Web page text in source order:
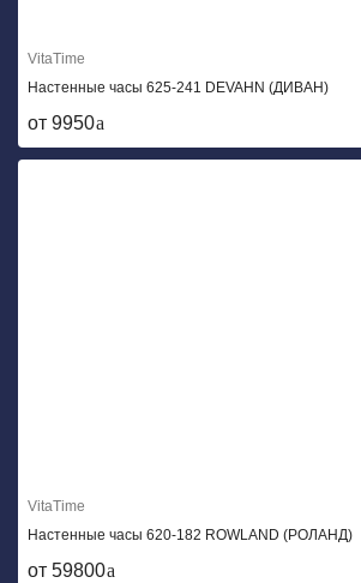
VitaTime
Настенные часы 625-241 DEVAHN (ДИВАН)
от 9950
VitaTime
Настенные часы 620-182 ROWLAND (РОЛАНД)
от 59800